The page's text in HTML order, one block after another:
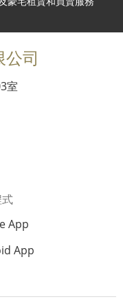
司
室
App
App